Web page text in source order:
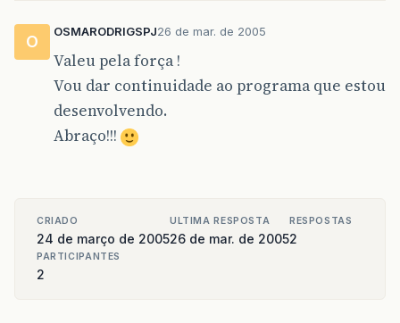
O
OSMARODRIGSPJ26 de mar. de 2005
Valeu pela força !
Vou dar continuidade ao programa que estou
desenvolvendo.
Abraço!!!
CRIADO
24 de março de 2005
ULTIMA RESPOSTA
26 de mar. de 2005
RESPOSTAS
2
PARTICIPANTES
2